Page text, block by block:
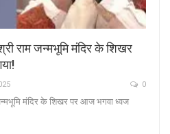
राम जन्मभूमि मंदिर के शिखर
0
मंदिर के शिखर पर आज भगवा ध्वज